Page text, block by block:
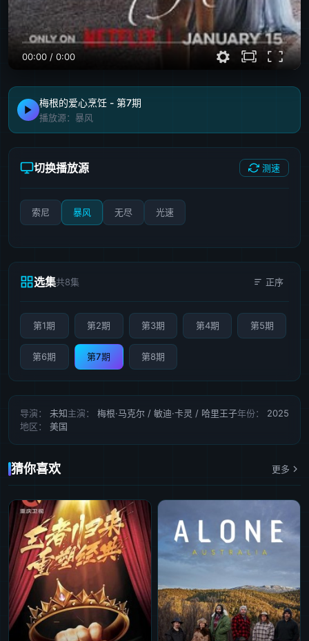
00:00 / 0:00
梅根的爱心烹饪 - 第7期
播放源：暴风
切换播放源 测速
索尼 暴风 无尽 光速
选集共8集 正序
第1期 第2期 第3期 第4期 第5期
第6期 第7期 第8期
导演： 未知主演： 梅根·马克尔 / 敏迪·卡灵 / 哈里王子年份：
2025
地区：
美国
猜你喜欢 更多